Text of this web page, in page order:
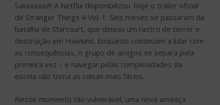
Saiuuuuuu!!! A Netflix disponibilizou hoje o trailer oficial
de Stranger Things 4 Vol. 1. Seis meses se passaram da
batalha de Starcourt, que deixou um rastro de terror e
destruição em Hawkins. Enquanto continuam a lidar com
as consequências, o grupo de amigos se separa pela
primeira vez – e navegar pelas complexidades da
escola não torna as coisas mais fáceis.
Nesse momento tão vulnerável, uma nova ameaça